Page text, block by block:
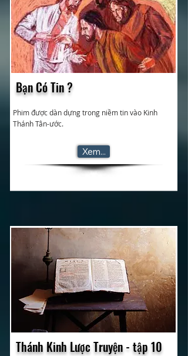
Bạn Có Tin ?
Phim được dàn dựng trong niềm tin vào Kinh
Thánh Tân-ước.
Xem...
Thánh Kinh Lược Truyện - tập 10